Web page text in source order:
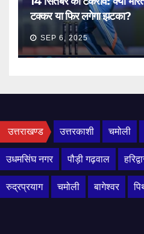
टक्कर या फिर लगेगा झटका?
SEP 6, 2025
उत्तराखण्ड उत्तरकाशी चमोली
उधमसिंघ नगर पौड़ी गढ़वाल
रुद्रप्रयाग चमोली बागेश्वर